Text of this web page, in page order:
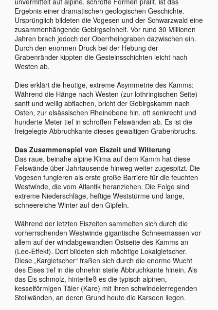
Ergebnis einer dramatischen geologischen Geschichte.
Ursprünglich bildeten die Vogesen und der Schwarzwald eine
zusammenhängende Gebirgseinheit. Vor rund 30 Millionen
Jahren brach jedoch der Oberrheingraben dazwischen ein.
Durch den enormen Druck bei der Hebung der
Grabenränder kippten die Gesteinsschichten leicht nach
Westen ab.
Dies erklärt die heutige, extreme Asymmetrie des Kamms:
Während die Hänge nach Westen (zur lothringischen Seite)
sanft und wellig abflachen, bricht der Gebirgskamm nach
Osten, zur elsässischen Rheinebene hin, oft senkrecht und
hunderte Meter tief in schroffen Felswänden ab. Es ist die
freigelegte Abbruchkante dieses gewaltigen Grabenbruchs.
Das Zusammenspiel von Eiszeit und Witterung
Das raue, beinahe alpine Klima auf dem Kamm hat diese
Felswände über Jahrtausende hinweg weiter zugespitzt. Die
Vogesen fungieren als erste große Barriere für die feuchten
Westwinde, die vom Atlantik heranziehen. Die Folge sind
extreme Niederschläge, heftige Weststürme und lange,
schneereiche Winter auf den Gipfeln.
Während der letzten Eiszeiten sammelten sich durch die
vorherrschenden Westwinde gigantische Schneemassen vor
allem auf der windabgewandten Ostseite des Kamms an
(Lee-Effekt). Dort bildeten sich mächtige Lokalgletscher.
Diese „Kargletscher“ fraßen sich durch die enorme Wucht
des Eises tief in die ohnehin steile Abbruchkante hinein. Als
das Eis schmolz, hinterließ es die typisch alpinen,
kesselförmigen Täler (Kare) mit ihren schwindelerregenden
Steilwänden, an deren Grund heute die Karseen liegen.